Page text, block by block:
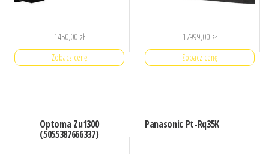
1450,00 zł
Zobacz cenę
17999,00 zł
Zobacz cenę
Optoma Zu1300
(5055387666337)
Panasonic Pt-Rq35K